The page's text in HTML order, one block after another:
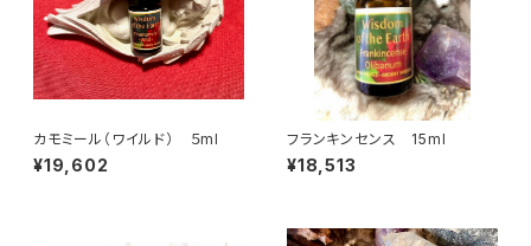
カモミール（ワイルド） ５ml
¥19,602
フランキンセンス 15ml
¥18,513